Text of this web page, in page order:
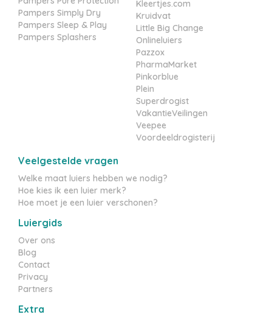
Pampers Simply Dry
Pampers Sleep & Play
Pampers Splashers
Kleertjes.com
Kruidvat
Little Big Change
Onlineluiers
Pazzox
PharmaMarket
Pinkorblue
Plein
Superdrogist
VakantieVeilingen
Veepee
Voordeeldrogisterij
Veelgestelde vragen
Welke maat luiers hebben we nodig?
Hoe kies ik een luier merk?
Hoe moet je een luier verschonen?
Luiergids
Over ons
Blog
Contact
Privacy
Partners
Extra